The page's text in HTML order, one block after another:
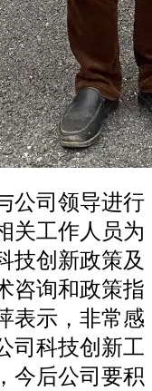
公司领导进行
关工作人员为
技创新政策及
咨询和政策指
表示，非常感
司科技创新工
今后公司要积